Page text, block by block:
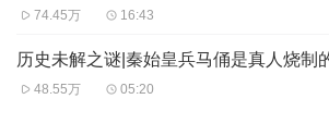
74.45万 16:43
历史未解之谜|秦始皇兵马俑是真人烧制
48.55万 05:20